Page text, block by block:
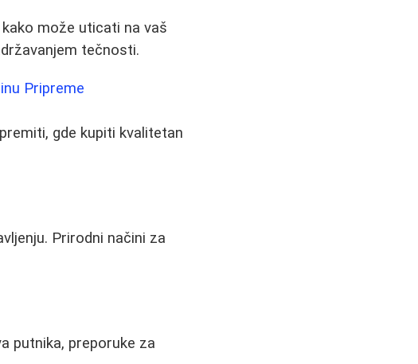
može uticati na vaš
tečnosti.
Pripreme
gde kupiti kvalitetan
Prirodni načini za
putnika, preporuke za